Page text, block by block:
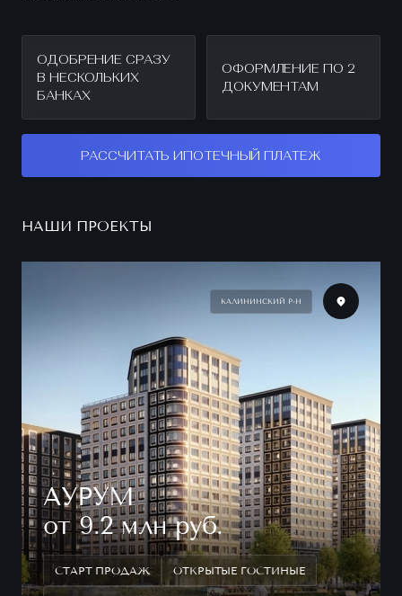
ОДОБРЕНИЕ СРАЗУ
В НЕСКОЛЬКИХ
БАНКАХ
ОФОРМЛЕНИЕ ПО 2
ДОКУМЕНТАМ
РАССЧИТАТЬ ИПОТЕЧНЫЙ ПЛАТЕЖ
НАШИ ПРОЕКТЫ
КАЛИНИНСКИЙ Р-Н
АУРУМ
от 9.2 млн руб.
СТАРТ ПРОДАЖ ОТКРЫТЫЕ ГОСТИНЫЕ